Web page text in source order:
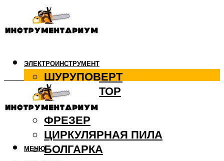
ЭЛЕКТРОИНСТРУМЕНТ
ШУРУПОВЕРТ
ПЕРФОРАТОР
ДРЕЛЬ
ФРЕЗЕР
ЦИРКУЛЯРНАЯ ПИЛА
БОЛГАРКА
МЕНЮ